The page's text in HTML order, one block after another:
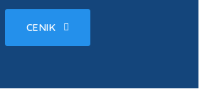
CENIK